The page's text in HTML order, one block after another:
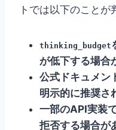
トでは以下のことが
thinking_budget
が低下する場合
公式ドキュメン
明示的に推奨さ
一部のAPI実装
拒否する場合が